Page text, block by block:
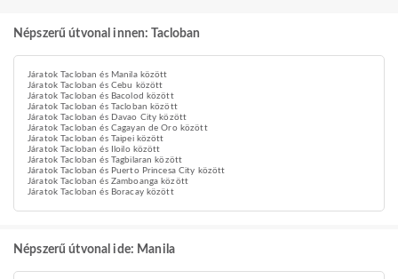
Népszerű útvonal innen: Tacloban
Járatok Tacloban és Manila között
Járatok Tacloban és Cebu között
Járatok Tacloban és Bacolod között
Járatok Tacloban és Tacloban között
Járatok Tacloban és Davao City között
Járatok Tacloban és Cagayan de Oro között
Járatok Tacloban és Taipei között
Járatok Tacloban és Iloilo között
Járatok Tacloban és Tagbilaran között
Járatok Tacloban és Puerto Princesa City között
Járatok Tacloban és Zamboanga között
Járatok Tacloban és Boracay között
Népszerű útvonal ide: Manila